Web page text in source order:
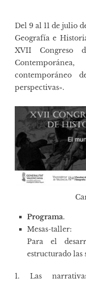
Del 9 al 11 de julio
Geografía e
XVII Congreso
Contemporánea,
contemporáneo
perspectivas».
Programa.
Mesas-taller:
Para el
estructurado las
1. Las